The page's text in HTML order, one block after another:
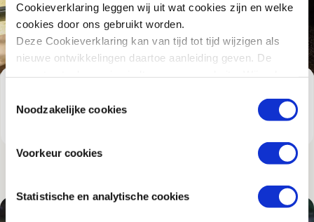
Cookieverklaring leggen wij uit wat cookies zijn en welke
cookies door ons gebruikt worden.
Deze Cookieverklaring kan van tijd tot tijd wijzigen als
nieuwe ontwikkelingen daartoe aanleiding geven. De
raadplegen, zodat u van deze wijzigingen op de hoogte
Noodzakelijke cookies
Voorkeur cookies
Statistische en analytische cookies
Heb je weleens letterlijk en figuurlijk een kijkje onder